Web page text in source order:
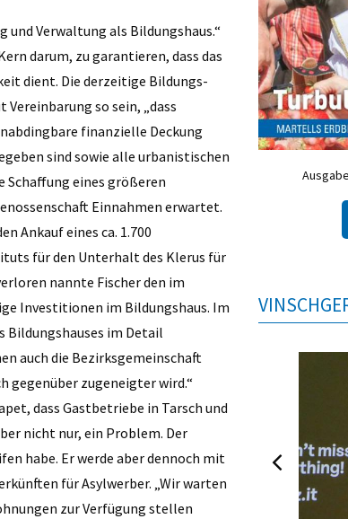
Verwaltung als Bildungshaus.“
darum, zu garantieren, dass das
dient. Die derzeitige Bildungs-
so sein, „dass
finanzielle Deckung
sind sowie alle urbanistischen
Schaffung eines größeren
Einnahmen erwartet.
Ankauf eines ca. 1.700
für den Unterhalt des Klerus für
nannte Fischer den im
Investitionen im Bildungshaus. Im
Bildungshauses im Detail
auch die Bezirksgemeinschaft
gegenüber zugeneigter wird.“
dass Gastbetriebe in Tarsch und
nicht nur, ein Problem. Der
habe. Er werde aber dennoch mit
für Asylwerber. „Wir warten
zur Verfügung stellen